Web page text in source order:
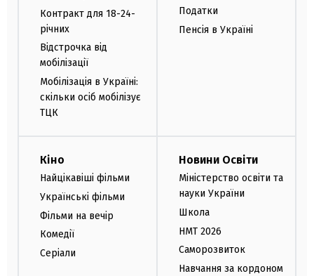
Контракт для 18-24-
річних
Відстрочка від
мобілізації
Мобілізація в Україні:
скільки осіб мобілізує
ТЦК
Податки
Пенсія в Україні
Кіно
Найцікавіші фільми
Українські фільми
Фільми на вечір
Комедії
Серіали
Новини Освіти
Міністерство освіти та
науки України
Школа
НМТ 2026
Саморозвиток
Навчання за кордоном